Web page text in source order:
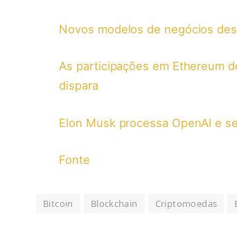
Novos modelos de negócios
As participações em Ethereum
dispara
Elon Musk processa OpenAI e
Fonte
Bitcoin Blockchain Criptomoedas